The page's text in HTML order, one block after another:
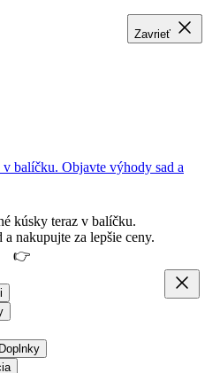
balíčku. Objavte výhody sad a
kúsky teraz v balíčku.
nakupujte za lepšie ceny.
👉
Zavrieť
Zavrieť
Zavrieť